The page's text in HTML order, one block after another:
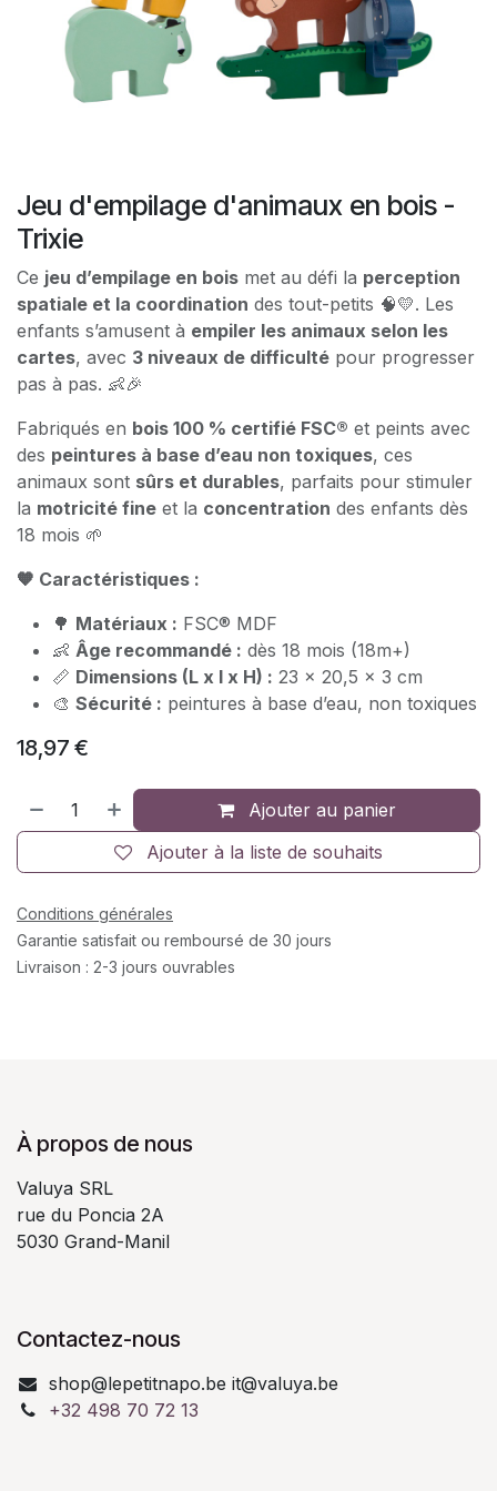
Jeu d'empilage d'animaux en bois -
Trixie
Ce jeu d’empilage en bois met au défi la perception
spatiale et la coordination des tout-petits 🧠💛. Les
enfants s’amusent à empiler les animaux selon les
cartes, avec 3 niveaux de difficulté pour progresser
pas à pas. 👶🎉
Fabriqués en bois 100 % certifié FSC® et peints avec
des peintures à base d’eau non toxiques, ces
animaux sont sûrs et durables, parfaits pour stimuler
la motricité fine et la concentration des enfants dès
18 mois 🌱
🧡 Caractéristiques :
🌳 Matériaux : FSC® MDF
👶 Âge recommandé : dès 18 mois (18m+)
📏 Dimensions (L x l x H) : 23 x 20,5 x 3 cm
🎨 Sécurité : peintures à base d’eau, non toxiques
18,97 €
Ajouter au panier
Ajouter à la liste de souhaits
Conditions générales
Garantie satisfait ou remboursé de 30 jours
Livraison : 2-3 jours ouvrables
À propos de nous
Valuya SRL
rue du Poncia 2A
5030 Grand-Manil
Contactez-nous
shop@lepetitnapo.be it@valuya.be
+32 498 70 72 13